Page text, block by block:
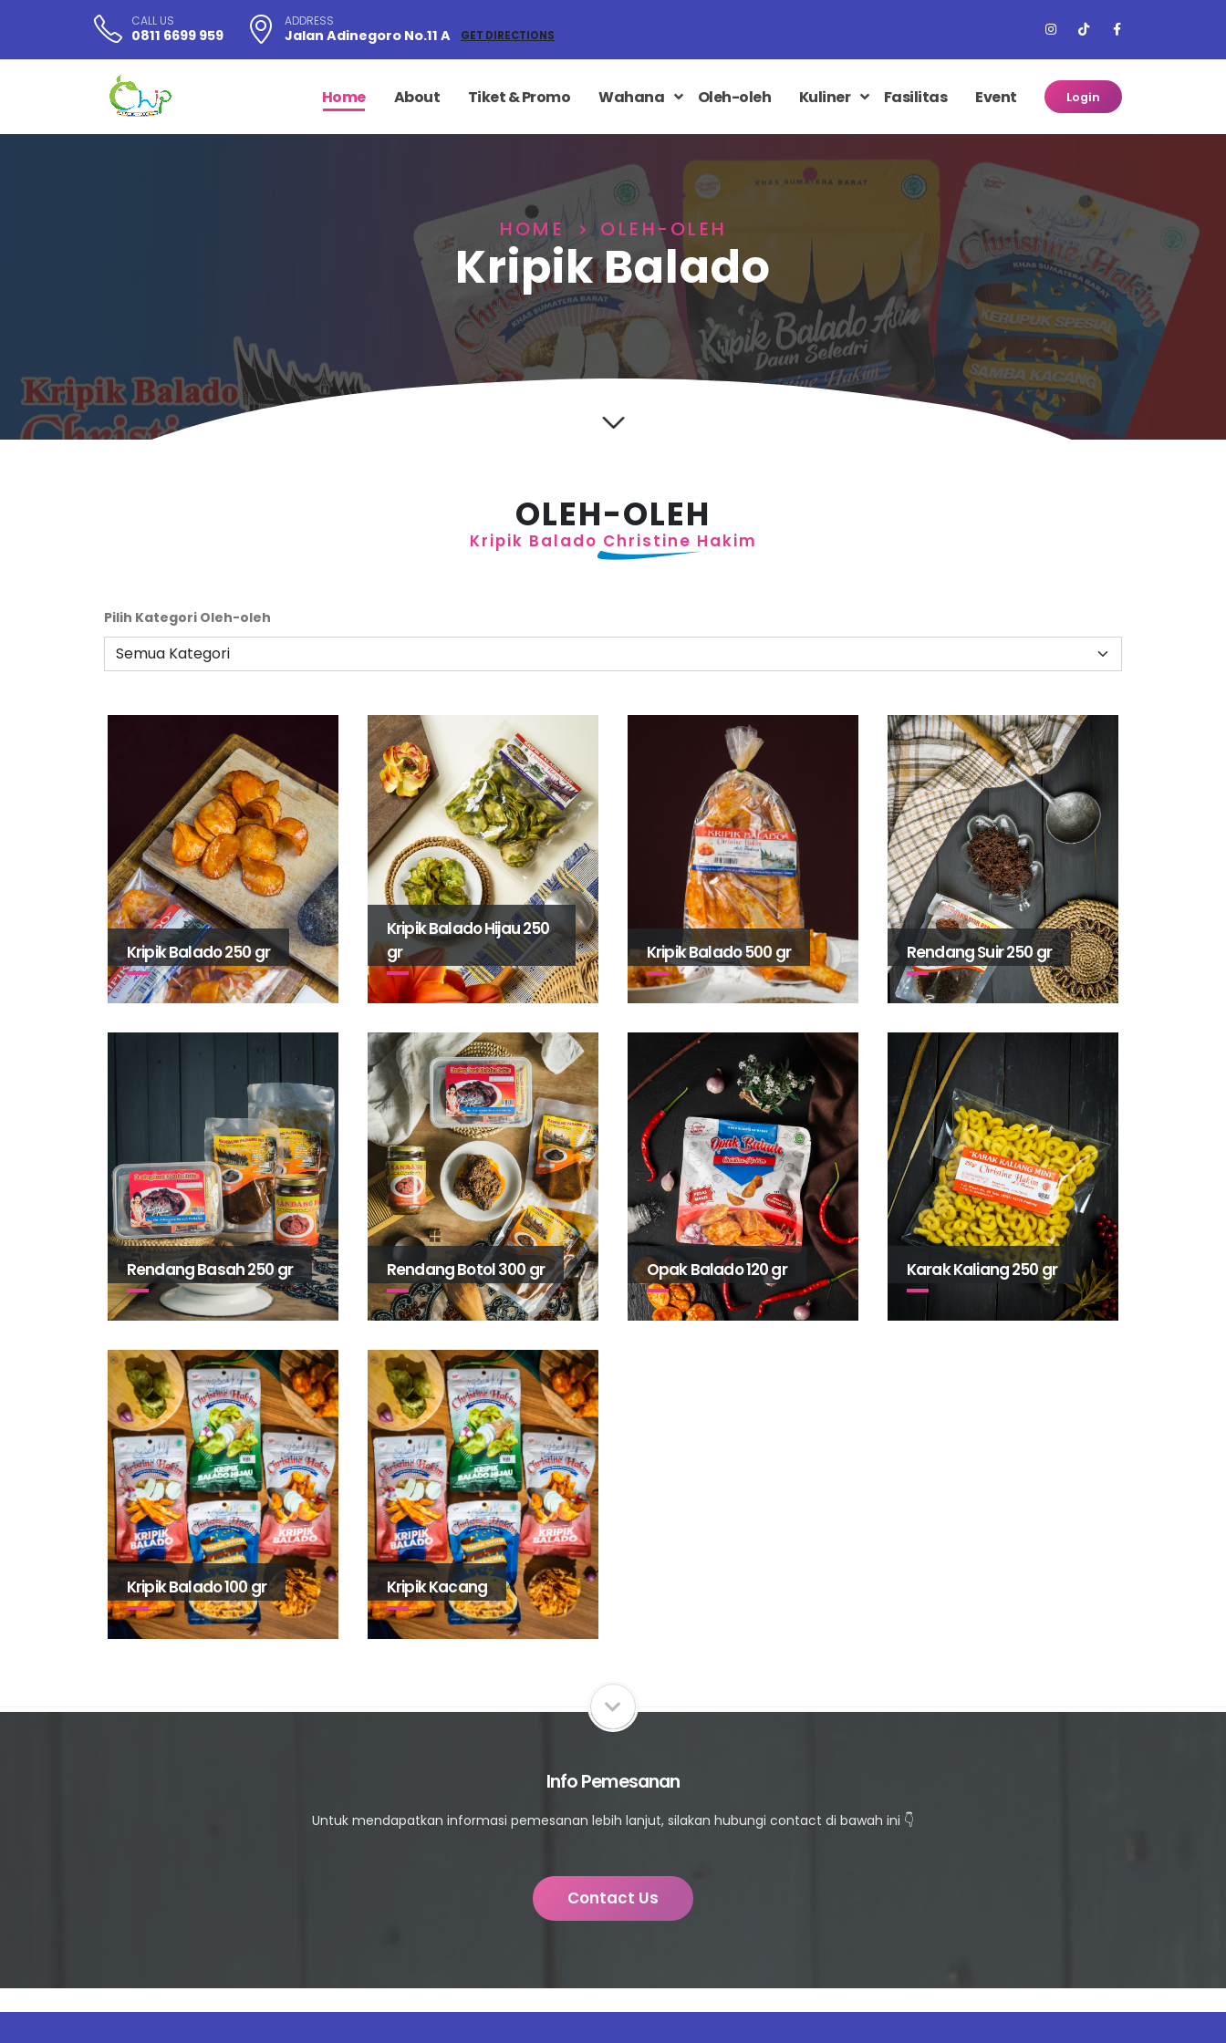
CALL US
0811 6699 959
ADDRESS
Jalan Adinegoro No.11 A GET DIRECTIONS
Home About Tiket & Promo Wahana Oleh-oleh Kuliner Fasilitas Event Login
HOME OLEH-OLEH
Kripik Balado
OLEH-OLEH
Kripik Balado Christine Hakim
Pilih Kategori Oleh-oleh
Kripik Balado 250 gr
Kripik Balado Hijau 250
gr
Kripik Balado 500 gr Rendang Suir 250 gr
Rendang Basah 250 gr Rendang Botol 300 gr Opak Balado 120 gr Karak Kaliang 250 gr
Kripik Balado 100 gr Kripik Kacang
Info Pemesanan
Untuk mendapatkan informasi pemesanan lebih lanjut, silakan hubungi contact di bawah ini 👇
Contact Us